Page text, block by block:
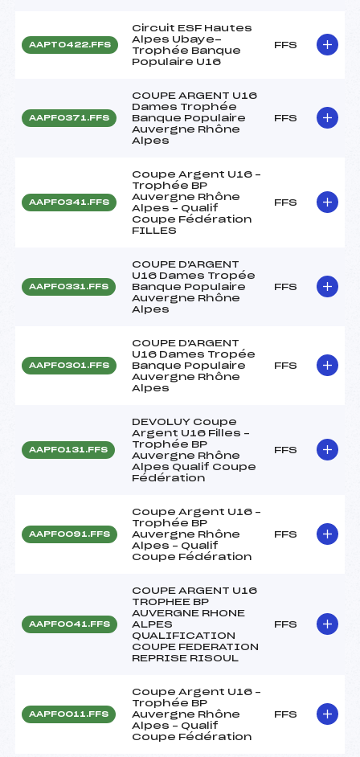
AAPT0422.FFS
Circuit ESF Hautes
Alpes Ubaye-
Trophée Banque
Populaire U16
FFS
AAPF0371.FFS
COUPE ARGENT U16
Dames Trophée
Banque Populaire
Auvergne Rhône
Alpes
FFS
AAPF0341.FFS
Coupe Argent U16 –
Trophée BP
Auvergne Rhône
Alpes – Qualif
Coupe Fédération
FILLES
FFS
AAPF0331.FFS
COUPE D'ARGENT
U16 Dames Tropée
Banque Populaire
Auvergne Rhône
Alpes
FFS
AAPF0301.FFS
COUPE D'ARGENT
U16 Dames Tropée
Banque Populaire
Auvergne Rhône
Alpes
FFS
AAPF0131.FFS
DEVOLUY Coupe
Argent U16 Filles –
Trophée BP
Auvergne Rhône
Alpes Qualif Coupe
Fédération
FFS
AAPF0091.FFS
Coupe Argent U16 –
Trophée BP
Auvergne Rhône
Alpes – Qualif
Coupe Fédération
FFS
AAPF0041.FFS
COUPE ARGENT U16
TROPHEE BP
AUVERGNE RHONE
ALPES
QUALIFICATION
COUPE FEDERATION
REPRISE RISOUL
FFS
AAPF0011.FFS
Coupe Argent U16 –
Trophée BP
Auvergne Rhône
Alpes – Qualif
Coupe Fédération
FFS